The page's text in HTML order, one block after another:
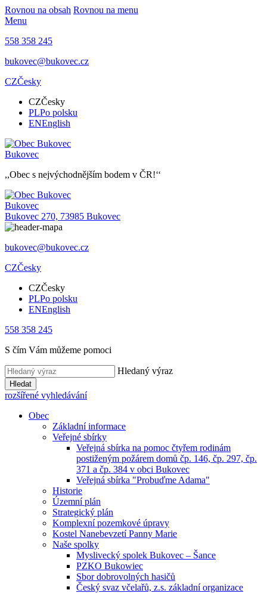
Rovnou na obsah Rovnou na menu
Menu
558 358 245
bukovec@bukovec.cz
CZČesky
CZČesky
PLPo polsku
ENEnglish
Bukovec
,,Obec s nejvýchodnějším bodem v ČR!‘‘
Bukovec
Bukovec 270, 73985 Bukovec
bukovec@bukovec.cz
CZČesky
CZČesky
PLPo polsku
ENEnglish
558 358 245
S čím Vám můžeme pomoci
Hledaný výraz
Hledat
rozšířené vyhledávání
Obec
Základní informace
Veřejné sbírky
Veřejná sbírka na pomoc čtyřem rodinám
postiženým požárem domů čp. 146, čp. 297, čp.
371 a čp. 384 v obci Bukovec
Veřejná sbírka "Probuďme Adama"
Historie
Územní plán
Strategický plán
Komplexní pozemkové úpravy
Kostel Nanebevzetí Panny Marie
Naše spolky
Myslivecký spolek Bukovec – Šance
PZKO Bukowiec
Sbor dobrovolných hasičů
Český svaz včelařů, z.s. základní organizace